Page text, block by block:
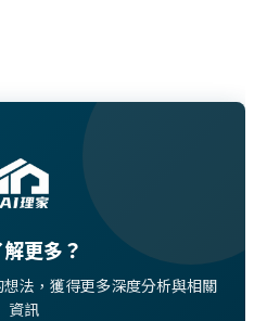
更多？
法，獲得更多深度分析與相關
資訊